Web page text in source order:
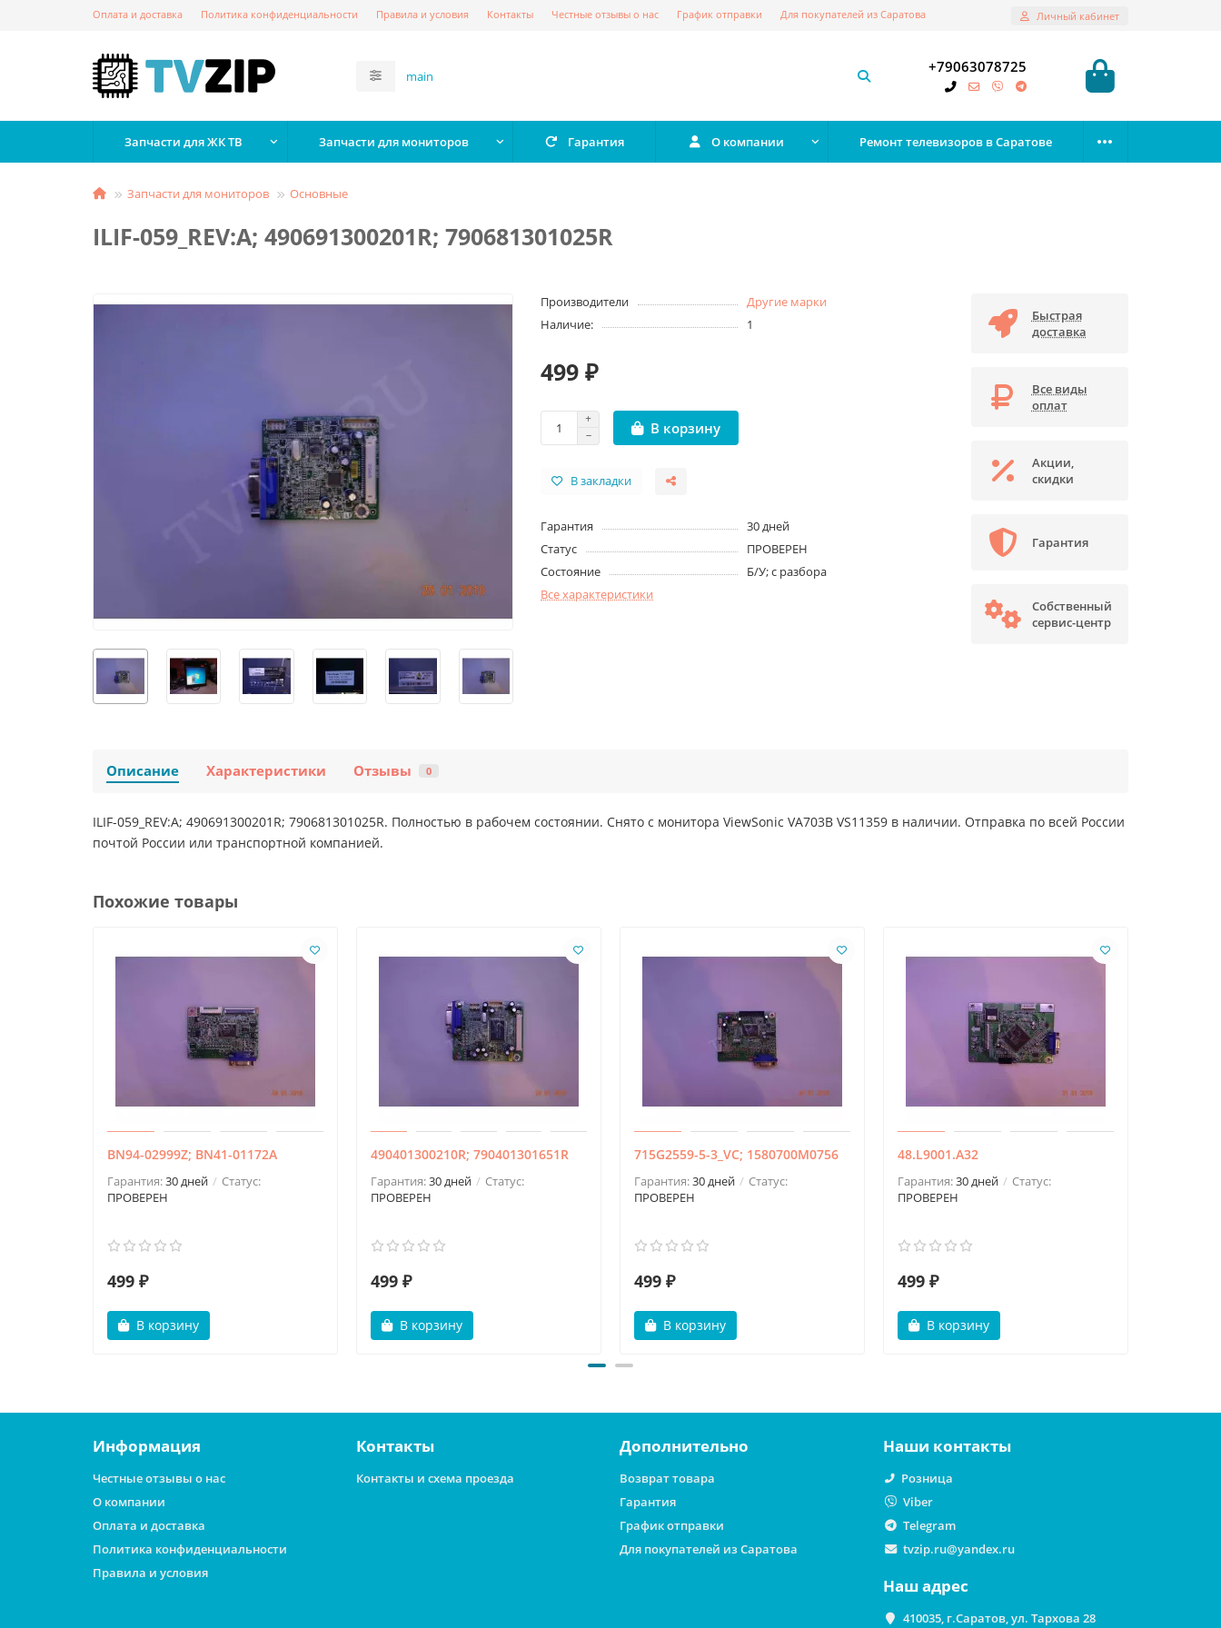
Оплата и доставка Политика конфиденциальности Правила и условия Контакты Честные отзывы о нас График отправки Для покупателей из Саратова Личный кабинет
+79063078725
Запчасти для ЖК ТВ Запчасти для мониторов Гарантия О компании Ремонт телевизоров в Саратове
Запчасти для мониторов Основные
ILIF-059_REV:A; 490691300201R; 790681301025R
Производители
Другие марки
Наличие:
1
499 ₽
В корзину
В закладки
Гарантия
30 дней
Статус
ПРОВЕРЕН
Состояние
Б/У; с разбора
Все характеристики
Быстрая
доставка
Все виды
оплат
Акции,
скидки
Гарантия
Собственный
сервис-центр
Описание Характеристики Отзывы 0
ILIF-059_REV:A; 490691300201R; 790681301025R. Полностью в рабочем состоянии. Снято с монитора ViewSonic VA703B VS11359 в наличии. Отправка по всей России
почтой России или транспортной компанией.
Похожие товары
BN94-02999Z; BN41-01172A
Гарантия:30 дней
Статус:
ПРОВЕРЕН
499 ₽
В корзину
490401300210R; 790401301651R
Гарантия:30 дней
Статус:
ПРОВЕРЕН
499 ₽
В корзину
715G2559-5-3_VC; 1580700M0756
Гарантия:30 дней
Статус:
ПРОВЕРЕН
499 ₽
В корзину
48.L9001.A32
Гарантия:30 дней
Статус:
ПРОВЕРЕН
499 ₽
В корзину
Информация
Честные отзывы о нас
О компании
Оплата и доставка
Политика конфиденциальности
Правила и условия
Контакты
Контакты и схема проезда
Дополнительно
Возврат товара
Гарантия
График отправки
Для покупателей из Саратова
Наши контакты
Розница
Viber
Telegram
tvzip.ru@yandex.ru
Наш адрес
410035, г.Саратов, ул. Тархова 28